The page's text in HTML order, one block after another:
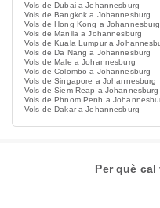
Vols de Dubai a Johannesburg
Vols de Bangkok a Johannesburg
Vols de Hong Kong a Johannesburg
Vols de Manila a Johannesburg
Vols de Kuala Lumpur a
Vols de Da Nang a Johannesburg
Vols de Male a Johannesburg
Vols de Colombo a Johannesburg
Vols de Singapore a Johannesburg
Vols de Siem Reap a Johannesburg
Vols de Phnom Penh a
Vols de Dakar a Johannesburg
Per què cal